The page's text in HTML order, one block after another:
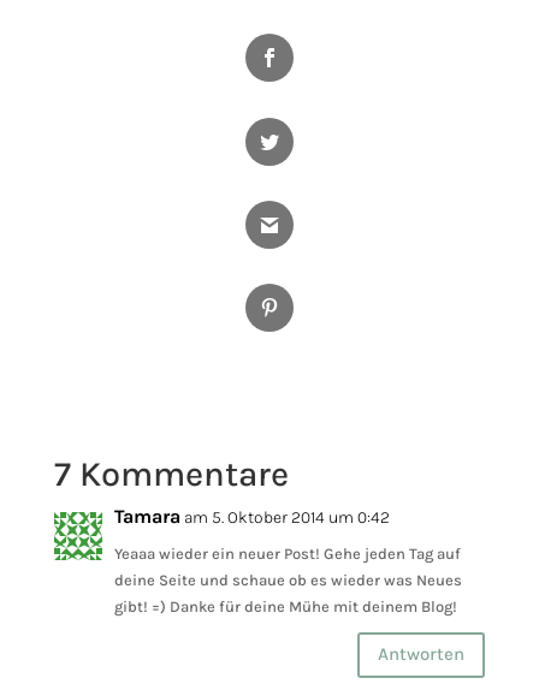
7 Kommentare
Tamara am 5. Oktober 2014 um 0:42
Yeaaa wieder ein neuer Post! Gehe jeden Tag auf
deine Seite und schaue ob es wieder was Neues
gibt! =) Danke für deine Mühe mit deinem Blog!
Antworten